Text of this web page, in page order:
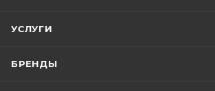
УСЛУГИ
БРЕНДЫ